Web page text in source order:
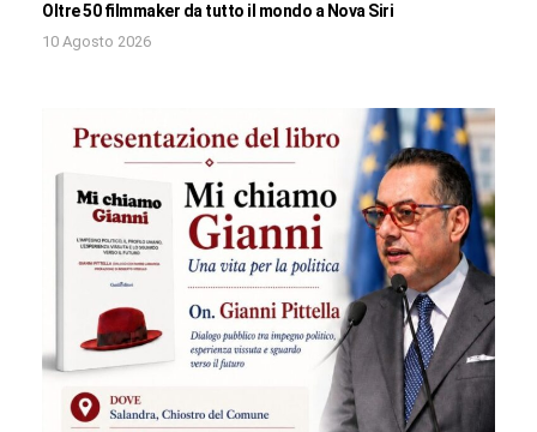
Oltre 50 filmmaker da tutto il mondo a Nova Siri
10 Agosto 2026